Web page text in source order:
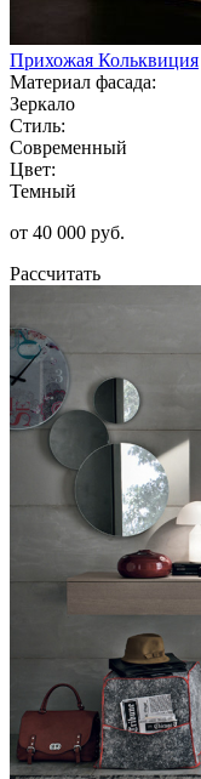
Прихожая Кольквиция
Материал фасада:
Зеркало
Стиль:
Современный
Цвет:
Темный
от 40 000 руб.
Рассчитать